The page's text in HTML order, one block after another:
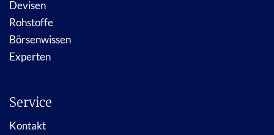
Devisen
Rohstoffe
Börsenwissen
Experten
Service
Kontakt